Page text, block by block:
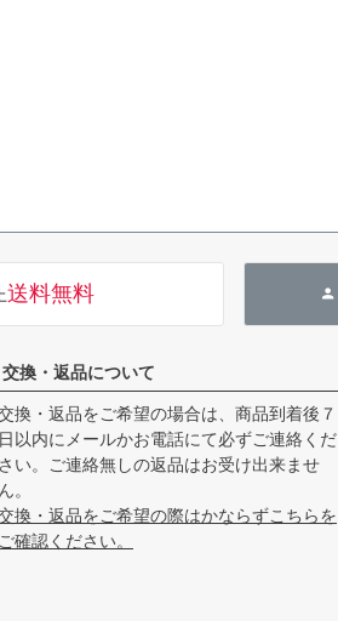
送料無料
交換・返品について
換・返品をご希望の場合は、商品到着後７
日以内にメールかお電話にて必ずご連絡くだ
さい。ご連絡無しの返品はお受け出来ませ
ん。
換・返品をご希望の際はかならずこちらを
ご確認ください。